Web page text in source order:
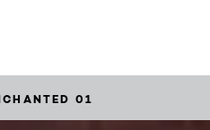
01